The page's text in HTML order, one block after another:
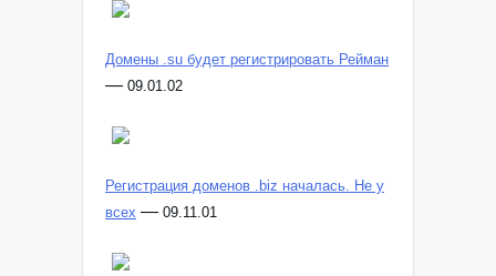
Домены .su будет регистрировать Рейман
— 09.01.02
Регистрация доменов .biz началась. Не у
всех — 09.11.01